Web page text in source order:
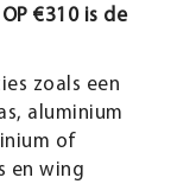
OP €310 is de
zoals een
aluminium
of
en wing